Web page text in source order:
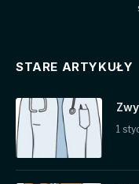
STARE ARTYKUŁY
1